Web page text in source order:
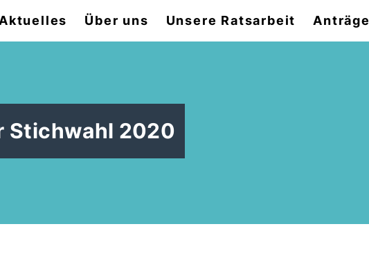
Aktuelles Über uns Unsere Ratsarbeit Anträge
Stichwahl 2020